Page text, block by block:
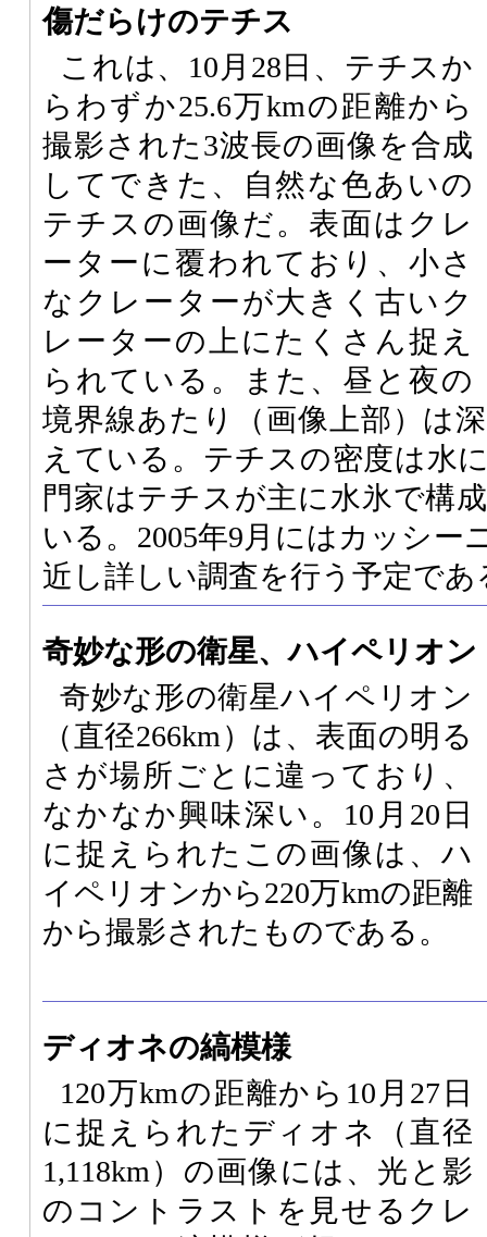
傷だらけのテチス
これは、10月28日、テチスか
らわずか25.6万kmの距離から
撮影された3波長の画像を合成
してできた、自然な色あいの
テチスの画像だ。表面はクレ
ーターに覆われており、小さ
なクレーターが大きく古いク
レーターの上にたくさん捉え
られている。また、昼と夜の
境界線あたり（画像上部）は
えている。テチスの密度は水
門家はテチスが主に水氷で構
いる。2005年9月にはカッシー
近し詳しい調査を行う予定であ
奇妙な形の衛星、ハイペリオン
奇妙な形の衛星ハイペリオン
（直径266km）は、表面の明る
さが場所ごとに違っており、
なかなか興味深い。10月20日
に捉えられたこの画像は、ハ
イペリオンから220万kmの距離
から撮影されたものである。
ディオネの縞模様
120万kmの距離から10月27日
に捉えられたディオネ（直径
1,118km）の画像には、光と影
のコントラストを見せるクレ